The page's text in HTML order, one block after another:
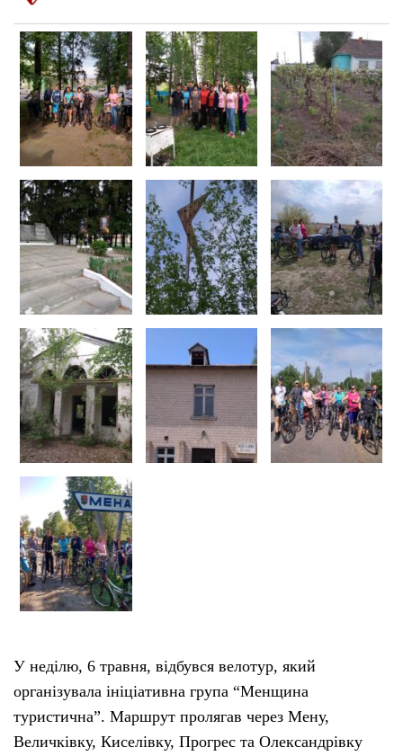
У неділю, 6 травня, відбувся велотур, який
організувала ініціативна група “Менщина
туристична”. Маршрут пролягав через Мену,
Величківку, Киселівку, Прогрес та Олександрівку